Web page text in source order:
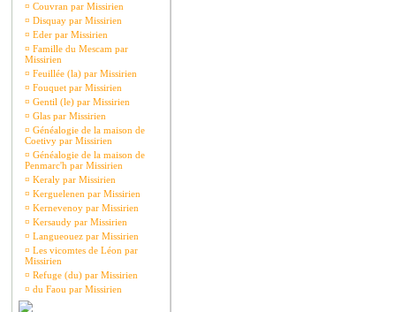
¤ Couvran par Missirien
¤ Disquay par Missirien
¤ Eder par Missirien
¤ Famille du Mescam par
Missirien
¤ Feuillée (la) par Missirien
¤ Fouquet par Missirien
¤ Gentil (le) par Missirien
¤ Glas par Missirien
¤ Généalogie de la maison de
Coetivy par Missirien
¤ Généalogie de la maison de
Penmarc'h par Missirien
¤ Keraly par Missirien
¤ Kerguelenen par Missirien
¤ Kernevenoy par Missirien
¤ Kersaudy par Missirien
¤ Langueouez par Missirien
¤ Les vicomtes de Léon par
Missirien
¤ Refuge (du) par Missirien
¤ du Faou par Missirien